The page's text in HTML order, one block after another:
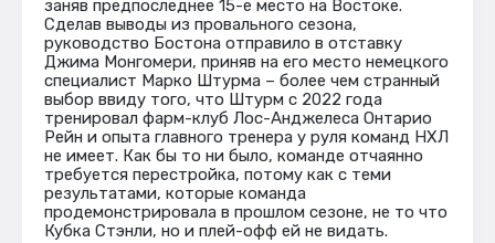
заняв предпоследнее 15-е место на Востоке.
Сделав выводы из провального сезона,
руководство Бостона отправило в отставку
Джима Монгомери, приняв на его место немецкого
специалист Марко Штурма – более чем странный
выбор ввиду того, что Штурм с 2022 года
тренировал фарм-клуб Лос-Анджелеса Онтарио
Рейн и опыта главного тренера у руля команд НХЛ
не имеет. Как бы то ни было, команде отчаянно
требуется перестройка, потому как с теми
результатами, которые команда
продемонстрировала в прошлом сезоне, не то что
Кубка Стэнли, но и плей-офф ей не видать.